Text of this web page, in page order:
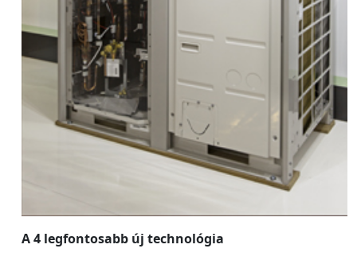
A 4 legfontosabb új technológia